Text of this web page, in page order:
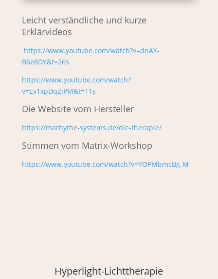
Leicht verständliche und kurze
Erklärvideos
https://www.youtube.com/watch?v=dnAY-
B6e8DY&t=26s
https://www.youtube.com/watch?
v=Ev1xpDq2jPM&t=11s
Die Website vom Hersteller
https://marhythe-systems.de/die-therapie/
Stimmen vom Matrix-Workshop
https://www.youtube.com/watch?v=YOPMbmcBg-M
Hyperlight-Lichttherapie